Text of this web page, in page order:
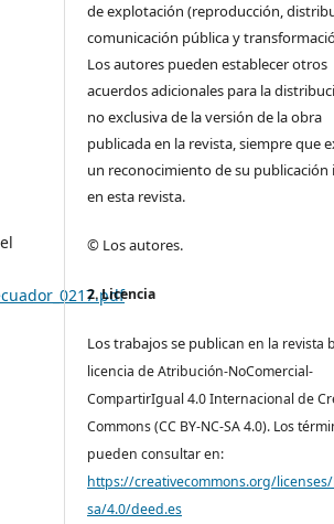
de explotación (reproducción,
comunicación pública y
Los autores pueden establecer otros
acuerdos adicionales para la
no exclusiva de la versión de la obra
publicada en la revista, siempre que
un reconocimiento de su publicación
en esta revista.
© Los autores.
2. Licencia
Los trabajos se publican en la revista
licencia de Atribución-NoComercial-
CompartirIgual 4.0 Internacional de
Commons (CC BY-NC-SA 4.0). Los
pueden consultar en:
https://creativecommons.org/
sa/4.0/deed.es